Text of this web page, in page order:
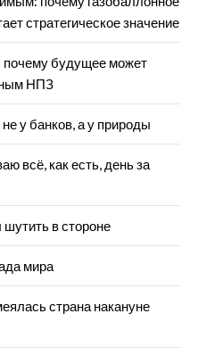
стратегическое значение
почему будущее может
НПЗ
у банков, а у природы
всё, как есть, день за
в стороне
мира
страна накануне